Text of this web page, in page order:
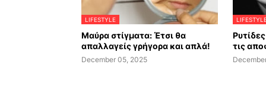
LIFESTYLE
Μαύρα στίγματα: Έτσι θα
απαλλαγείς γρήγορα και απλά!
December 05, 2025
τις